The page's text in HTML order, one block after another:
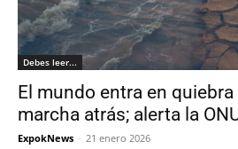
Debes leer...
El mundo entra en
marcha atrás; alerta la
ExpokNews - 21 enero 2026